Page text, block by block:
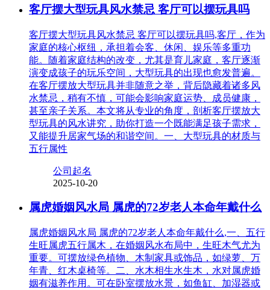
客厅摆大型玩具风水禁忌 客厅可以摆玩具吗
客厅摆大型玩具风水禁忌 客厅可以摆玩具吗,客厅，作为
家庭的核心枢纽，承担着会客、休闲、娱乐等多重功
能。随着家庭结构的改变，尤其是育儿家庭，客厅逐渐
演变成孩子的玩乐空间，大型玩具的出现也愈发普遍。
在客厅摆放大型玩具并非随意之举，背后隐藏着诸多风
水禁忌，稍有不慎，可能会影响家庭运势、成员健康，
甚至亲子关系。本文将从专业的角度，剖析客厅摆放大
型玩具的风水讲究，助你打造一个既能满足孩子需求，
又能提升居家气场的和谐空间。一、大型玩具的材质与
五行属性
公司起名
2025-10-20
属虎婚姻风水局 属虎的72岁老人本命年戴什么
属虎婚姻风水局 属虎的72岁老人本命年戴什么,一、五行
生旺属虎五行属木，在婚姻风水布局中，生旺木气尤为
重要。可摆放绿色植物、木制家具或饰品，如绿萝、万
年青、红木桌椅等。二、水木相生水生木，水对属虎婚
姻有滋养作用。可在卧室摆放水景，如鱼缸、加湿器或